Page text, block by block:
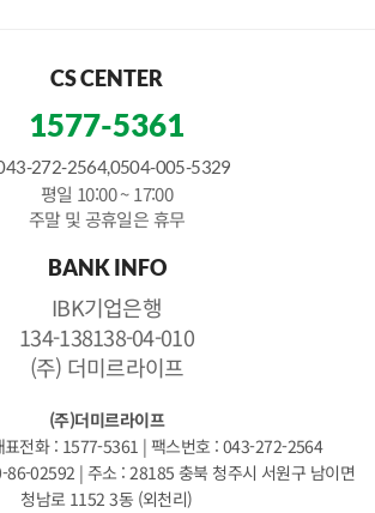
CS CENTER
1577-5361
272-2564,0504-005-5329
평일 10:00 ~ 17:00
주말 및 공휴일은 휴무
BANK INFO
IBK기업은행
134-138138-04-010
(주) 더미르라이프
(주)더미르라이프
표전화 : 1577-5361 | 팩스번호 : 043-272-2564
86-02592 | 주소 : 28185 충북 청주시 서원구 남이면
청남로 1152 3동 (외천리)